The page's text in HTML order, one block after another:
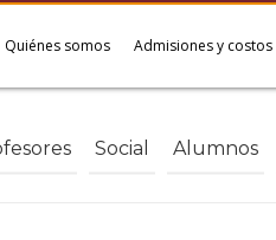
Quiénes somos Admisiones y costos
Social Alumnos